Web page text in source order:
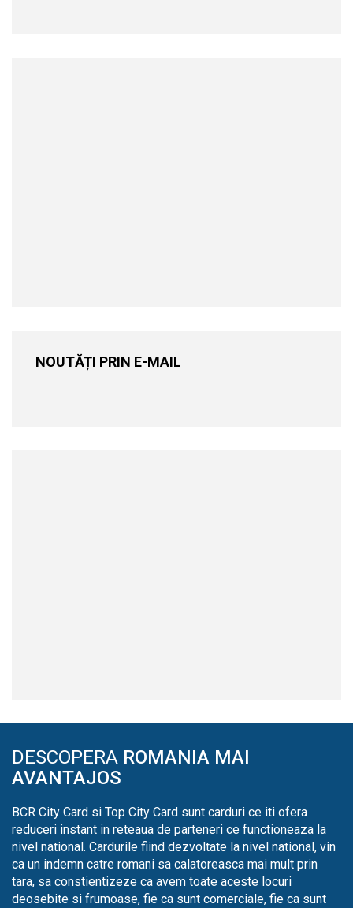
NOUTĂȚI PRIN E-MAIL
DESCOPERA ROMANIA MAI
AVANTAJOS
BCR City Card si Top City Card sunt carduri ce iti ofera
reduceri instant in reteaua de parteneri ce functioneaza la
nivel national. Cardurile fiind dezvoltate la nivel national, vin
ca un indemn catre romani sa calatoreasca mai mult prin
tara, sa constientizeze ca avem toate aceste locuri
deosebite si frumoase, fie ca sunt comerciale, fie ca sunt